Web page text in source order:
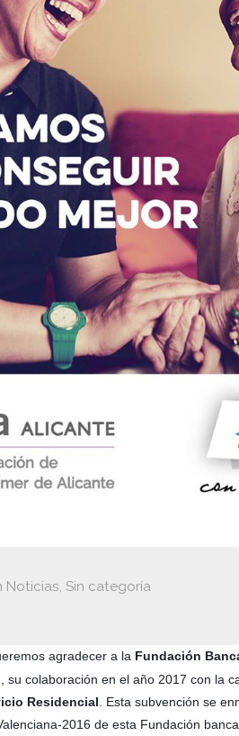
Noticias, Sin categoría
agradecer a la Fundación
, su colaboración en el año 2017 con la
Residencial . Esta subvención se
2016 de esta Fundación